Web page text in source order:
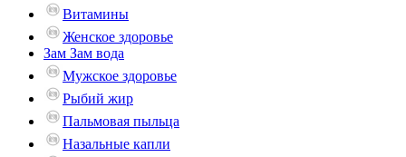
Витамины
Женское здоровье
Зам Зам вода
Мужское здоровье
Рыбий жир
Пальмовая пыльца
Назальные капли